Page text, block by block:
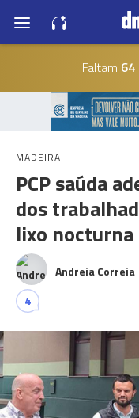
Faltam 64
MADEIRA
PCP saúda
dos
lixo
Andreia Correia
4